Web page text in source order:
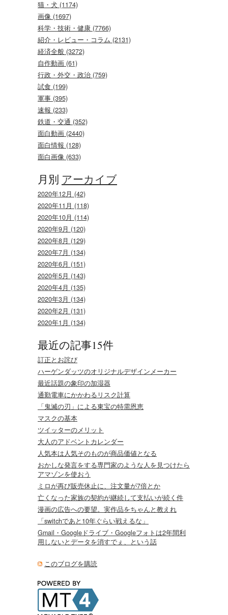
猫・犬 (1174)
画像 (1697)
科学・技術・健康 (7766)
紹介・レビュー・コラム (2131)
経済全般 (3272)
自作動画 (61)
行政・外交・政治 (759)
試食 (199)
軍事 (395)
速報 (233)
鉄道・交通 (352)
面白動画 (2440)
面白情報 (128)
面白画像 (633)
月別 アーカイブ
2020年12月 (42)
2020年11月 (118)
2020年10月 (114)
2020年9月 (120)
2020年8月 (129)
2020年7月 (134)
2020年6月 (151)
2020年5月 (143)
2020年4月 (135)
2020年3月 (134)
2020年2月 (131)
2020年1月 (134)
最近の記事15件
訂正とお詫び
ハーゲンダッツのオリジナルデザインメーカー
最近話題の象印の加湿器
通勤電車にかかわるリスク計算
「鬼滅の刃」による東宝の特需恩恵
マスクの基本
ツイッターのメリット
大人のアドベントカレンダー
人気本は人気そのものが商品価値となる
おかしな発言をする専門家のような人を見つけたら
アマゾンを使おう
ミロが再び販売休止に、注文量が7倍とか
亡くなった家族の契約が継続して支払いが続く件
漫画の広告への要望。実作品をちゃんと教えれ
「switchであと10年ぐらい戦えるな」
Gmail・Googleドライブ・Googleフォトは2年間利
用しないとデータを消すでぇ、という話
このブログを購読